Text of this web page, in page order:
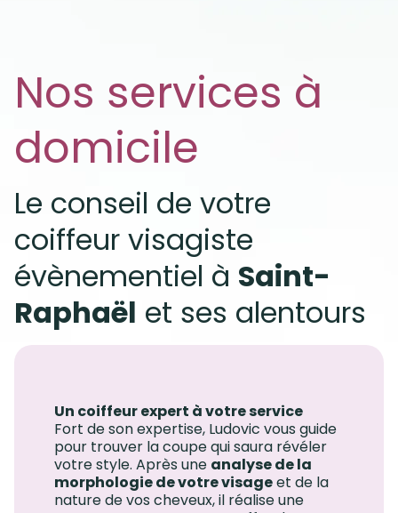
Nos services à
domicile
Le conseil de votre
coiffeur visagiste
évènementiel à Saint-
Raphaël et ses alentours
Un coiffeur expert à votre service
Fort de son expertise, Ludovic vous guide
pour trouver la coupe qui saura révéler
votre style. Après une analyse de la
morphologie de votre visageet de la
nature de vos cheveux, il réalise une